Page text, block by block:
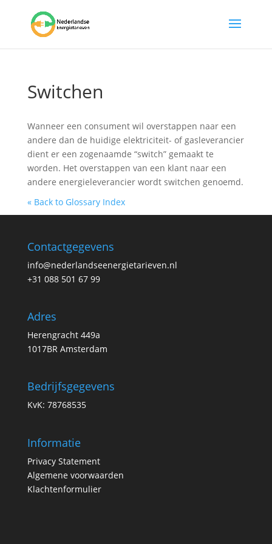
Switchen
Wanneer een consument wil overstappen naar een
andere dan de huidige elektriciteit- of gasleverancier
dient er een zogenaamde “switch” gemaakt te
worden. Het overstappen van een klant naar een
andere energieleverancier wordt switchen genoemd.
« Back to Glossary Index
Contactgegevens
info@nederlandseenergietarieven.nl
+31 088 501 67 99
Adres
Herengracht 449a
1017BR Amsterdam
Bedrijfsgegevens
KvK: 78768535
Informatie
Privacy Statement
Algemene voorwaarden
Klachtenformulier